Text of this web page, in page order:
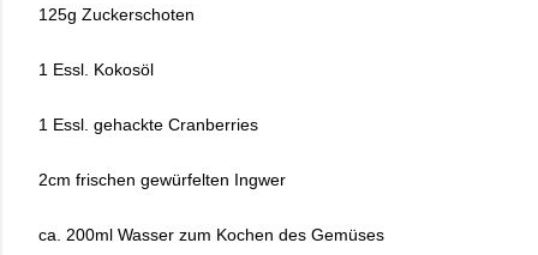
125g Zuckerschoten
1 Essl. Kokosöl
1 Essl. gehackte Cranberries
2cm frischen gewürfelten Ingwer
ca. 200ml Wasser zum Kochen des Gemüses